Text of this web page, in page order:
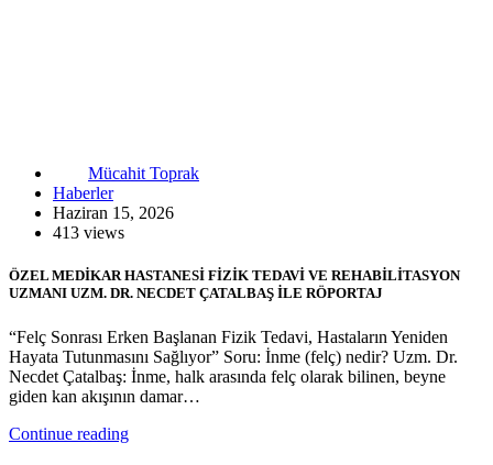
Mücahit Toprak
Haberler
Haziran 15, 2026
413 views
ÖZEL MEDİKAR HASTANESİ FİZİK TEDAVİ VE REHABİLİTASYON
UZMANI UZM. DR. NECDET ÇATALBAŞ İLE RÖPORTAJ
“Felç Sonrası Erken Başlanan Fizik Tedavi, Hastaların Yeniden
Hayata Tutunmasını Sağlıyor” Soru: İnme (felç) nedir? Uzm. Dr.
Necdet Çatalbaş: İnme, halk arasında felç olarak bilinen, beyne
giden kan akışının damar…
Continue reading